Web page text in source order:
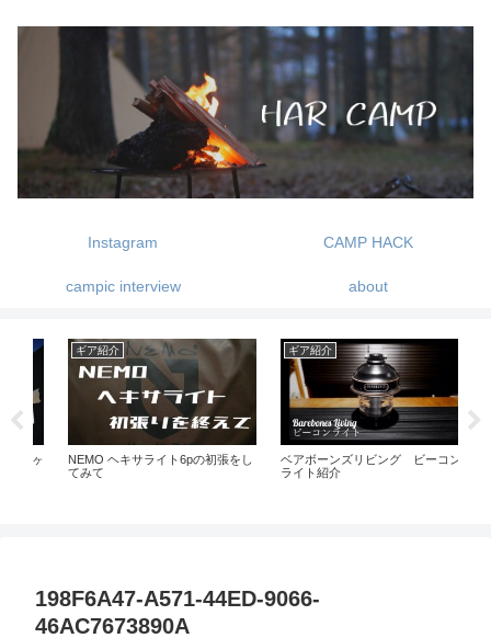
Instagram CAMP HACK
campic interview about
ギア紹介
NEMO ヘキサライト6pの初張をし
てみて
ギア紹介
ベアボーンズリビング ビーコン
ライト紹介
198F6A47-A571-44ED-9066-
46AC7673890A